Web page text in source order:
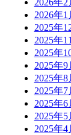
2026年2
2026年1
2025年
2025年
2025年
2025年9
2025年8
2025年7
2025年6
2025年5
2025年4